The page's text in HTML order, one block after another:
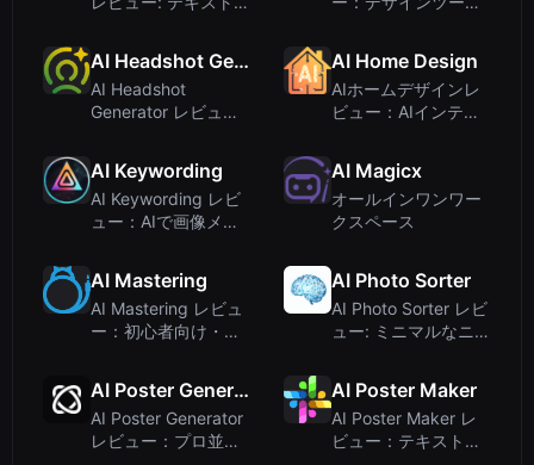
AI Headshot Generator
AI Headshot
Generator レビュ
実現
AI Home Design
AIホームデザインレ
ビュー：AIインテリ
AI Keywording
AI Keywording レビ
ュー：AIで画像メタ
AI Magicx
オールインワンワー
クスペース
AI Mastering
AI Mastering レビュ
ー：初心者向け・無
AI Photo Sorter
AI Photo Sorter レビ
ュー: ミニマルなニュ
AI Poster Generator
AI Poster Generator
レビュー：プロ並み
AI Poster Maker
AI Poster Maker レ
ビュー：テキストプ